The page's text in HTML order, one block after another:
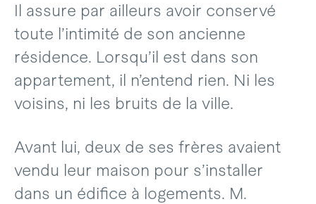
Il assure par ailleurs avoir conservé
toute l’intimité de son ancienne
résidence. Lorsqu’il est dans son
appartement, il n’entend rien. Ni les
voisins, ni les bruits de la ville.
Avant lui, deux de ses frères avaient
vendu leur maison pour s’installer
dans un édifice à logements. M.